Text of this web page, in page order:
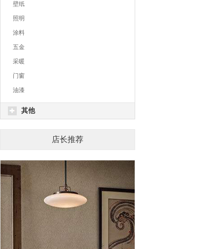
壁纸
照明
涂料
五金
采暖
门窗
油漆
其他
店长推荐